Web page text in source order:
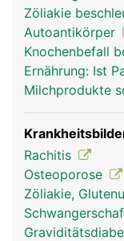
Zöliakie
Autoantikörper
Knochenbefall
Ernährung: Ist
Milchprodukte
Rachitis
Osteoporose
Zöliakie,